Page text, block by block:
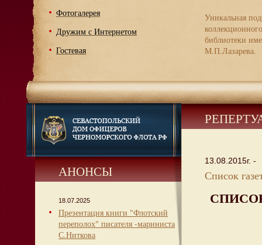
Фотогалерея
Дружим с Интернетом
Гостевая
Уникальная
библиотеки
М.П.Лазарева.
АНОНСЫ
18.07.2025
Презентация книги "Флотский
переполох" писателя -мариниста
С.Ниткова
13.08.2015г. -
Список